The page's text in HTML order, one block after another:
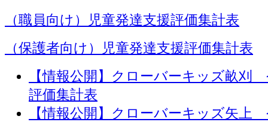
（職員向け）児童発達支援評価集計表
（保護者向け）児童発達支援評価集計表
【情報公開】クローバーキッズ畝刈
評価集計表
【情報公開】クローバーキッズ矢上